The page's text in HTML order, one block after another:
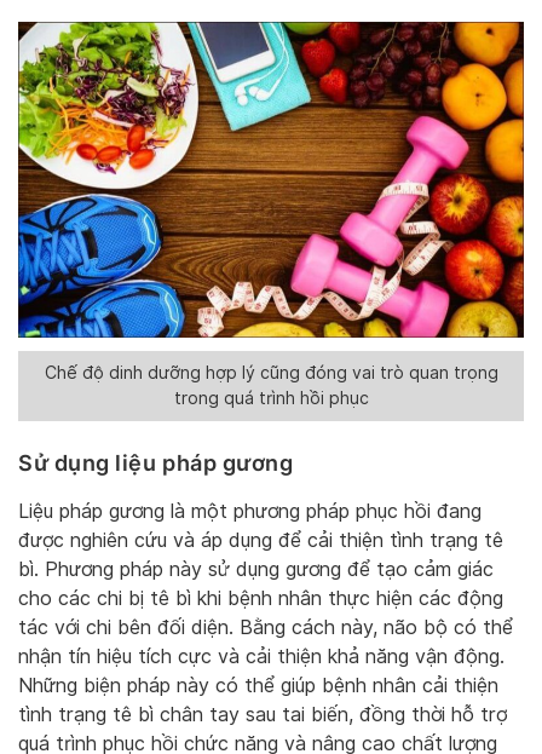
Chế độ dinh dưỡng hợp lý cũng đóng vai trò quan trọng
trong quá trình hồi phục
Sử dụng liệu pháp gương
Liệu pháp gương là một phương pháp phục hồi đang
được nghiên cứu và áp dụng để cải thiện tình trạng tê
bì. Phương pháp này sử dụng gương để tạo cảm giác
cho các chi bị tê bì khi bệnh nhân thực hiện các động
tác với chi bên đối diện. Bằng cách này, não bộ có thể
nhận tín hiệu tích cực và cải thiện khả năng vận động.
Những biện pháp này có thể giúp bệnh nhân cải thiện
tình trạng tê bì chân tay sau tai biến, đồng thời hỗ trợ
quá trình phục hồi chức năng và nâng cao chất lượng